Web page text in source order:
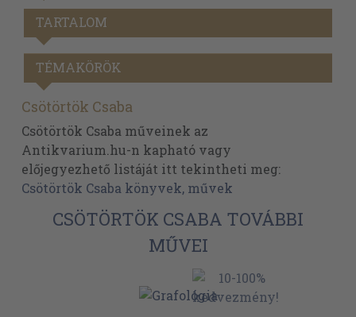
TARTALOM
TÉMAKÖRÖK
Csötörtök Csaba
Csötörtök Csaba műveinek az
Antikvarium.hu-n kapható vagy
előjegyezhető listáját itt tekintheti meg:
Csötörtök Csaba könyvek, művek
CSÖTÖRTÖK CSABA TOVÁBBI
MŰVEI